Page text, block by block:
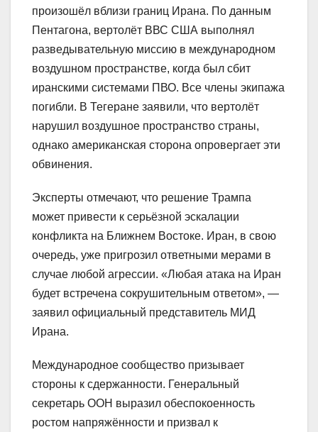
произошёл вблизи границ Ирана. По данным
Пентагона, вертолёт ВВС США выполнял
разведывательную миссию в международном
воздушном пространстве, когда был сбит
иранскими системами ПВО. Все члены экипажа
погибли. В Тегеране заявили, что вертолёт
нарушил воздушное пространство страны,
однако американская сторона опровергает эти
обвинения.
Эксперты отмечают, что решение Трампа
может привести к серьёзной эскалации
конфликта на Ближнем Востоке. Иран, в свою
очередь, уже пригрозил ответными мерами в
случае любой агрессии. «Любая атака на Иран
будет встречена сокрушительным ответом», —
заявил официальный представитель МИД
Ирана.
Международное сообщество призывает
стороны к сдержанности. Генеральный
секретарь ООН выразил обеспокоенность
ростом напряжённости и призвал к